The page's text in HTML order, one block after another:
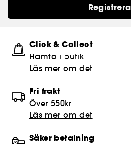
Registrera
Click & Collect
Hämta i butik​
Läs mer om det
Fri frakt
Över 550kr
Läs mer om det
Säker betalning